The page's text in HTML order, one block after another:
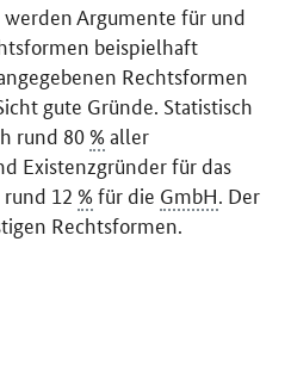
Argumente für und
beispielhaft
Rechtsformen
gute Gründe. Statistisch
rund 80 % aller
Existenzgründer für das
12 % für die GmbH. Der
Rechtsformen.